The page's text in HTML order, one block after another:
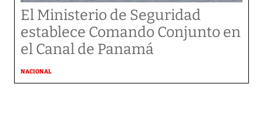
El Ministerio de Seguridad
establece Comando Conjunto en
el Canal de Panamá
NACIONAL